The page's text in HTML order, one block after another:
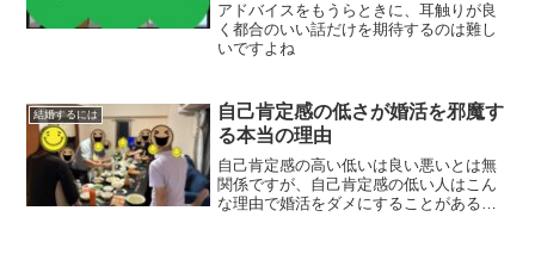
アドバイスをもうらときに、耳触りが良
く都合のいい話だけを期待するのは難し
いですよね
結婚するには
自己肯定感の低さが婚活を邪魔す
る本当の理由
自己肯定感の高い低いは良い悪いとは無
関係ですが、自己肯定感の低い人はこん
な理由で婚活をダメにすることがあるん